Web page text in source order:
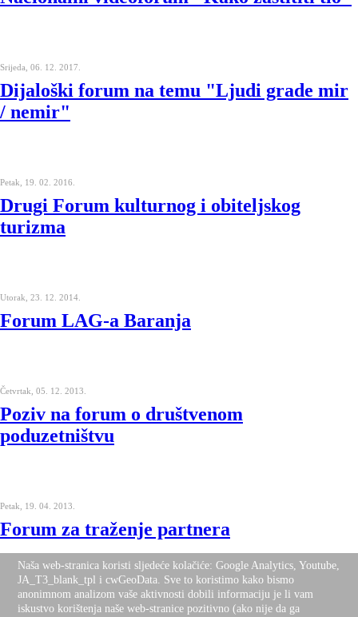
Srijeda, 06. 12. 2017.
Dijaloški forum na temu "Ljudi grade mir
/ nemir"
Petak, 19. 02. 2016.
Drugi Forum kulturnog i obiteljskog
turizma
Utorak, 23. 12. 2014.
Forum LAG-a Baranja
Četvrtak, 05. 12. 2013.
Poziv na forum o društvenom
poduzetništvu
Petak, 19. 04. 2013.
Forum za traženje partnera
Naša web-stranica koristi sljedeće kolačiće: Google Analytics, Youtube,
JA_T3_blank_tpl i cwGeoData. Sve to koristimo kako bismo
anonimnom analizom vaše aktivnosti dobili informaciju je li vam
iskustvo korištenja naše web-stranice pozitivno (ako nije da ga